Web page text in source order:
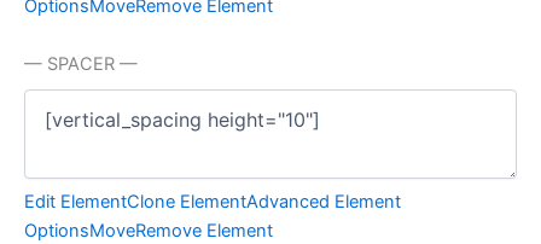
OptionsMoveRemove Element
— SPACER —
Edit ElementClone ElementAdvanced Element
OptionsMoveRemove Element